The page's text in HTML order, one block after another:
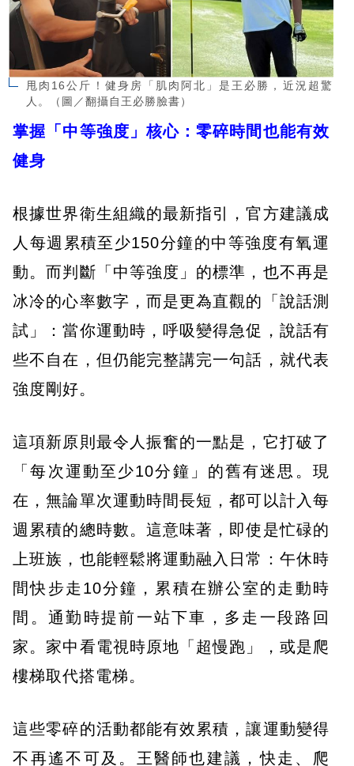
甩肉16公斤！健身房「肌肉阿北」是王必勝，近況超驚
人。（圖／翻攝自王必勝臉書）
掌握「中等強度」核心：零碎時間也能有效
健身
根據世界衛生組織的最新指引，官方建議成
人每週累積至少150分鐘的中等強度有氧運
動。而判斷「中等強度」的標準，也不再是
冰冷的心率數字，而是更為直觀的「說話測
試」：當你運動時，呼吸變得急促，說話有
些不自在，但仍能完整講完一句話，就代表
強度剛好。
這項新原則最令人振奮的一點是，它打破了
「每次運動至少10分鐘」的舊有迷思。現
在，無論單次運動時間長短，都可以計入每
週累積的總時數。這意味著，即使是忙碌的
上班族，也能輕鬆將運動融入日常：午休時
間快步走10分鐘，累積在辦公室的走動時
間。通勤時提前一站下車，多走一段路回
家。家中看電視時原地「超慢跑」，或是爬
樓梯取代搭電梯。
這些零碎的活動都能有效累積，讓運動變得
不再遙不可及。王醫師也建議，快走、爬